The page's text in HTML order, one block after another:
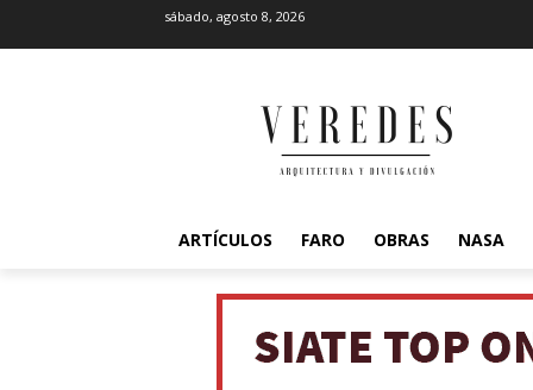
sábado, agosto 8, 2026
ARTÍCULOS FARO OBRAS NASA